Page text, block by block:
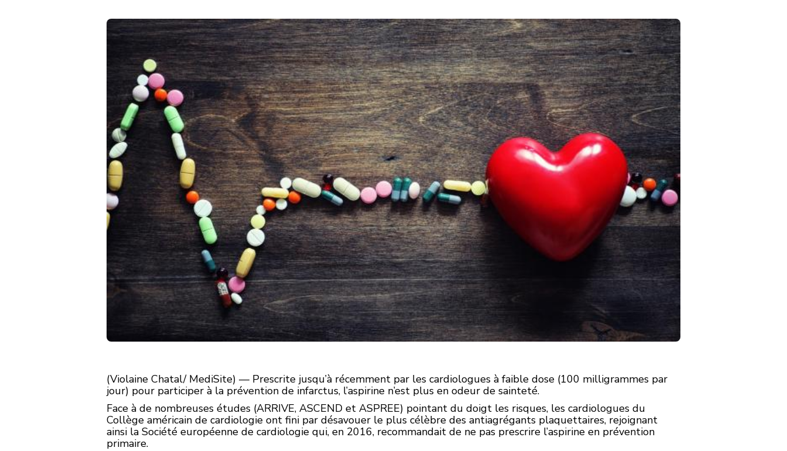
(Violaine Chatal/ MediSite) — Prescrite jusqu’à récemment par les cardiologues à faible dose (100 milligrammes par
jour) pour participer à la prévention de infarctus, l’aspirine n’est plus en odeur de sainteté.
Face à de nombreuses études (ARRIVE, ASCEND et ASPREE) pointant du doigt les risques, les cardiologues du
Collège américain de cardiologie ont fini par désavouer le plus célèbre des antiagrégants plaquettaires, rejoignant
ainsi la Société européenne de cardiologie qui, en 2016, recommandait de ne pas prescrire l’aspirine en prévention
primaire.